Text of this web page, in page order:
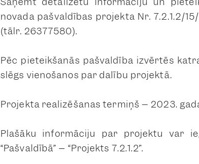
novada pašvaldības projekta Nr. 7.2.1.2/
(tālr. 26377580).
Pēc pieteikšanās pašvaldība izvērtēs
slēgs vienošanos par dalību projektā.
Projekta realizēšanas termiņš – 2023.
Plašāku informāciju par projektu var
“Pašvaldībā” – “Projekts 7.2.1.2”.